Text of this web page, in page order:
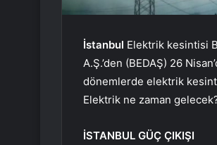
İstanbul Elektrik kesintisi
A.Ş.’den (BEDAŞ) 26
dönemlerde elektrik
Elektrik ne zaman
İSTANBUL GÜÇ ÇIKIŞI